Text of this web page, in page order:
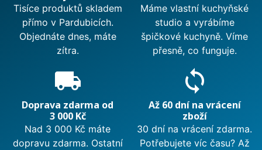
Tisíce produktů skladem
přímo v Pardubicích.
Objednáte dnes, máte
zítra.
Máme vlastní kuchyňské
studio a vyrábíme
špičkové kuchyně. Víme
přesně, co funguje.
local_shipping
Doprava zdarma od
3 000 Kč
Nad 3 000 Kč máte
dopravu zdarma. Ostatní
sync
Až 60 dní na vrácení
zboží
30 dní na vrácení zdarma.
Potřebujete víc času? Až